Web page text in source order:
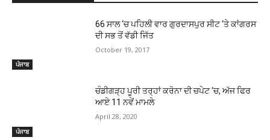
ਪੰਜਾਬ
66 ਸਾਲ ‘ਚ ਪਹਿਲੀ ਵਾਰ ਗੁਰਦਾਸਪੁਰ ਸੀਟ ‘ਤੇ ਕਾਂਗਰਸ
ਦੀ ਸਭ ਤੋਂ ਵੱਡੀ ਜਿੱਤ
October 19, 2017
ਪੰਜਾਬ
ਚੰਡੀਗੜ੍ਹ ਪੂਰੀ ਤਰ੍ਹਾਂ ਕਰੋਨਾ ਦੀ ਚਪੇਟ ‘ਚ, ਅੱਜ ਫਿਰ
ਆਏ 11 ਨਵੇਂ ਮਾਮਲੇ
April 28, 2020